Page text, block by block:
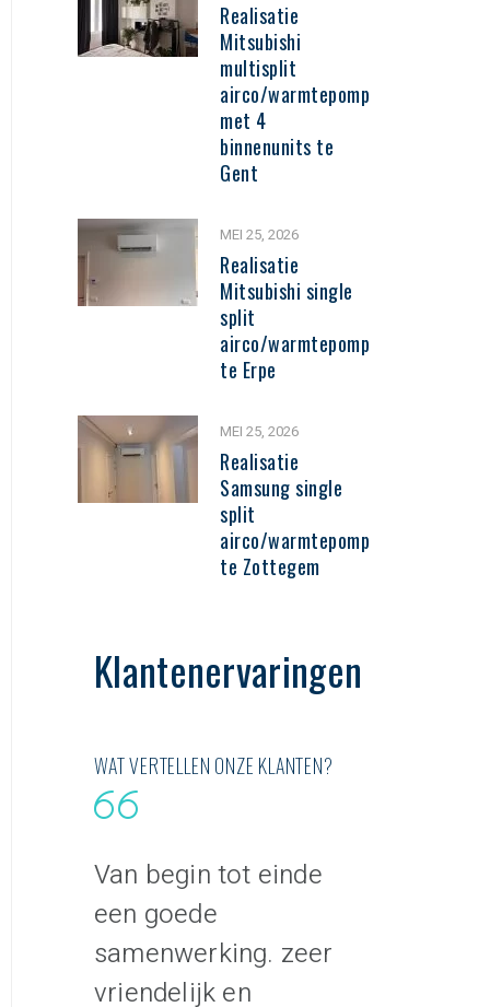
Realisatie
Mitsubishi
multisplit
airco/warmtepomp
met 4
binnenunits te
Gent
MEI 25, 2026
Realisatie
Mitsubishi single
split
airco/warmtepomp
te Erpe
MEI 25, 2026
Realisatie
Samsung single
split
airco/warmtepomp
te Zottegem
Klantenervaringen
WAT VERTELLEN ONZE KLANTEN?
Van begin tot einde
een goede
samenwerking. zeer
vriendelijk en